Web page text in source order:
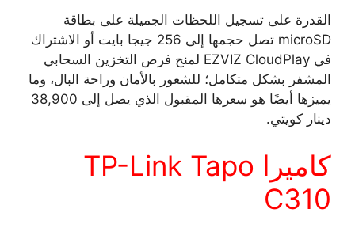
القدرة على تسجيل اللحظات الجميلة على بطاقة
microSD تصل حجمها إلى 256 جيجا بايت أو الاشتراك
في EZVIZ CloudPlay لمنح فرص التخزين السحابي
المشفر بشكل متكامل؛ للشعور بالأمان وراحة البال، وما
يميزها أيضًا هو سعرها المقبول الذي يصل إلى 38,900
دينار كويتي.
كاميرا TP-Link Tapo
C310